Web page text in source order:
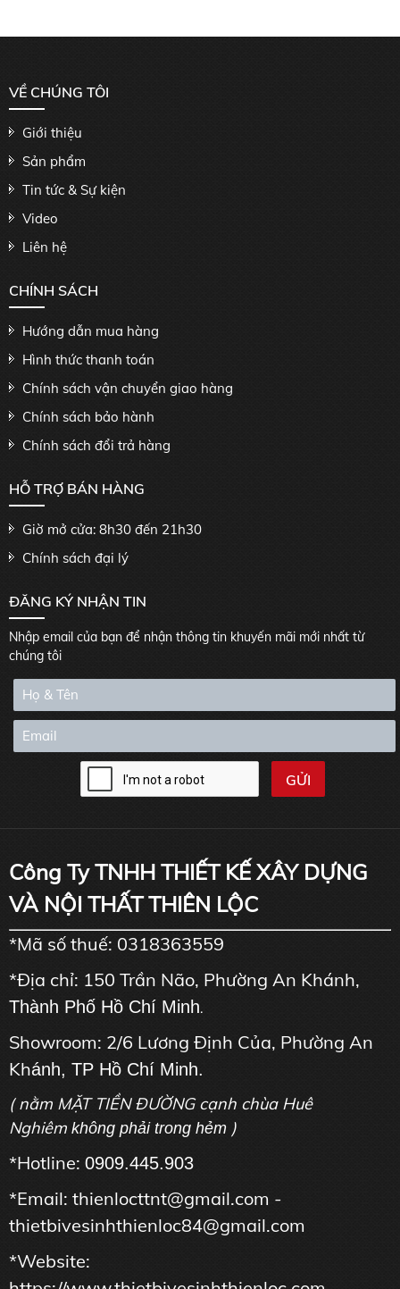
VỀ CHÚNG TÔI
Giới thiệu
Sản phẩm
Tin tức & Sự kiện
Video
Liên hệ
CHÍNH SÁCH
Hướng dẫn mua hàng
Hình thức thanh toán
Chính sách vận chuyển giao hàng
Chính sách bảo hành
Chính sách đổi trả hàng
HỖ TRỢ BÁN HÀNG
Giờ mở cửa: 8h30 đến 21h30
Chính sách đại lý
ĐĂNG KÝ NHẬN TIN
Nhập email của bạn để nhận thông tin khuyến mãi mới nhất từ
chúng tôi
Công Ty TNHH THIẾT KẾ XÂY DỰNG
VÀ NỘI THẤT THIÊN LỘC
*Mã số thuế: 0318363559
*Địa chỉ: 150 Trần Não, Phường An Khánh,
Thành Phố Hồ Chí Minh.
Showroom: 2/6 Lương Định Của, Phường An
Khánh, TP Hồ Chí Minh.
( nằm MẶT TIỀN ĐƯỜNG cạnh chùa Huê
Nghiêm không phải trong hẻm )
*Hotline: 0909.445.903
*Email: thienlocttnt@gmail.com -
thietbivesinhthienloc84@gmail.com
*Website: